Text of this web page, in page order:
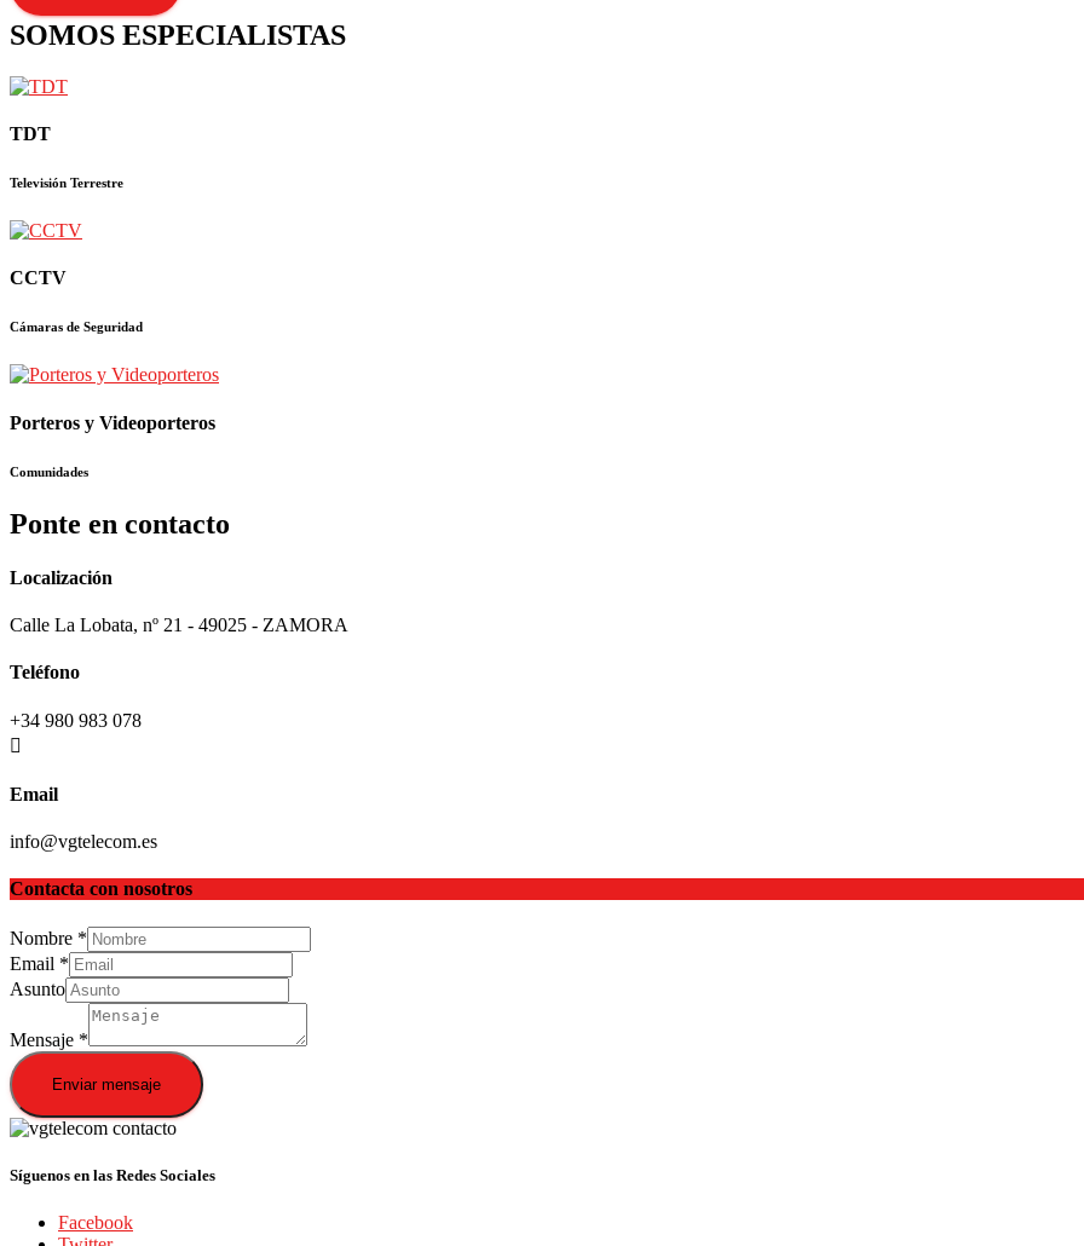
SOMOS ESPECIALISTAS
TDT
Televisión Terrestre
CCTV
Cámaras de Seguridad
Porteros y Videoporteros
Comunidades
Ponte en contacto
Localización
Calle La Lobata, nº 21 - 49025 - ZAMORA
Teléfono
+34 980 983 078
Email
info@vgtelecom.es
Contacta con nosotros
Nombre *
Email *
Asunto
Mensaje *
Enviar mensaje
Síguenos en las Redes Sociales
Facebook